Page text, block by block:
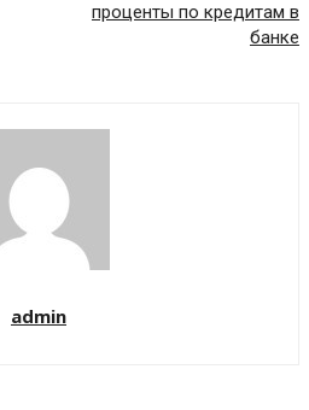
проценты по кредитам в
банке
admin